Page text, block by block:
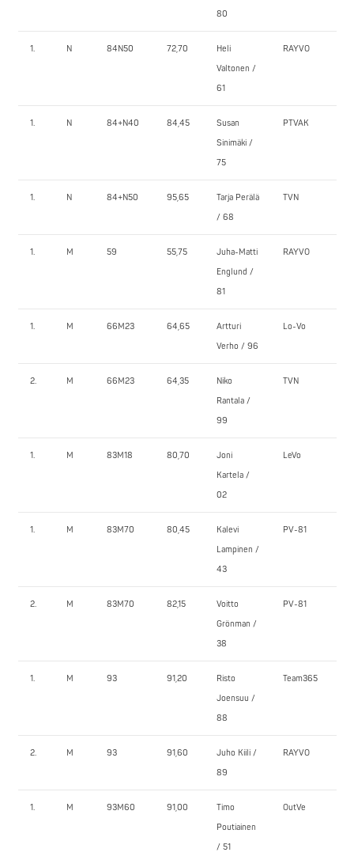
80
1. N 84N50 72,70
Heli
Valtonen /
61
RAYVO
1. N 84+N40 84,45
Susan
Sinimäki /
75
PTVAK
1. N 84+N50 95,65
Tarja Perälä
/ 68
TVN
1. M 59 55,75
Juha-Matti
Englund /
81
RAYVO
1. M 66M23 64,65
Artturi
Verho / 96
Lo-Vo
2. M 66M23 64,35
Niko
Rantala /
99
TVN
1. M 83M18 80,70
Joni
Kartela /
02
LeVo
1. M 83M70 80,45
Kalevi
Lampinen /
43
PV-81
2. M 83M70 82,15
Voitto
Grönman /
38
PV-81
1. M 93 91,20
Risto
Joensuu /
88
Team365
2. M 93 91,60
Juho Kiili /
89
RAYVO
1. M 93M60 91,00
Timo
Poutiainen
/ 51
OutVe